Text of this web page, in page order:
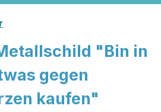
"Bin in
gegen
kaufen"